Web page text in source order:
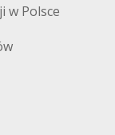
w Polsce